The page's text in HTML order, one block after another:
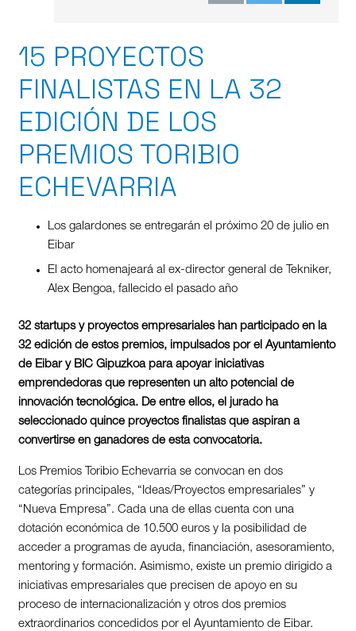
15 PROYECTOS
FINALISTAS EN LA 32
EDICIÓN DE LOS
PREMIOS TORIBIO
ECHEVARRIA
Los galardones se entregarán el próximo 20 de julio en
Eibar
El acto homenajeará al ex-director general de Tekniker,
Alex Bengoa, fallecido el pasado año
32 startups y proyectos empresariales han participado en la
32 edición de estos premios, impulsados por el Ayuntamiento
de Eibar y BIC Gipuzkoa para apoyariniciativas
emprendedoras que representen un alto potencial de
innovación tecnológica. De entre ellos, el jurado ha
seleccionado quince proyectos finalistas que aspiran a
convertirse en ganadores de esta convocatoria.
Los Premios Toribio Echevarria se convocan en dos
categorías principales, “Ideas/Proyectos empresariales” y
“Nueva Empresa”. Cada una de ellas cuenta con una
dotación económica de 10.500 euros y la posibilidad de
acceder a programas de ayuda, financiación, asesoramiento,
mentoring y formación. Asimismo, existe un premio dirigido a
iniciativas empresariales que precisen de apoyo en su
proceso de internacionalización y otros dos premios
extraordinarios concedidos por el Ayuntamiento de Eibar.